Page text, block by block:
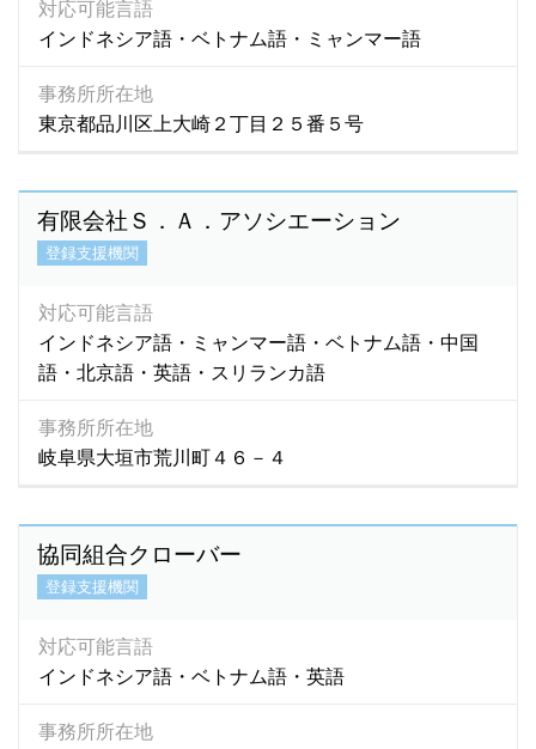
対応可能言語
インドネシア語・ベトナム語・ミャンマー語
事務所所在地
東京都品川区上大崎２丁目２５番５号
有限会社Ｓ．Ａ．アソシエーション
登録支援機関
対応可能言語
インドネシア語・ミャンマー語・ベトナム語・中国
語・北京語・英語・スリランカ語
事務所所在地
岐阜県大垣市荒川町４６－４
協同組合クローバー
登録支援機関
対応可能言語
インドネシア語・ベトナム語・英語
事務所所在地